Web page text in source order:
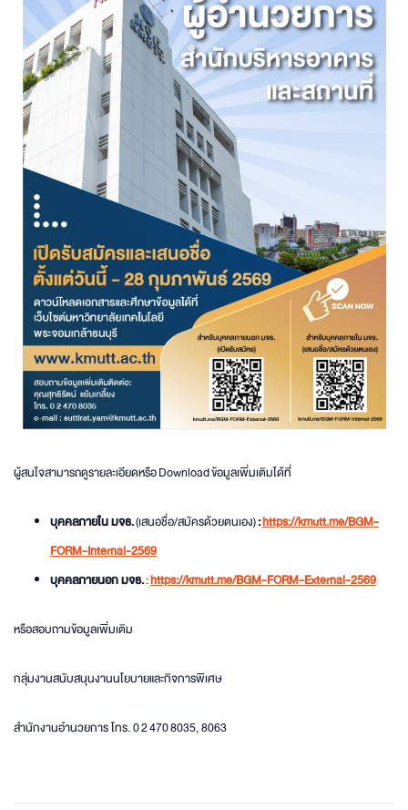
ผู้สนใจสามารถดูรายละเอียดหรือ Download ข้อมูลเพิ่มเติมได้ที่
บุคคลภายใน มจธ.(เสนอชื่อ/สมัครด้วยตนเอง):https://kmutt.me/BGM-
FORM-Internal-2569
บุคคลภายนอก มจธ.:https://kmutt.me/BGM-FORM-External-2569
หรือสอบถามข้อมูลเพิ่มเติม
กลุ่มงานสนับสนุนงานนโยบายและกิจการพิเศษ
สำนักงานอำนวยการ โทร. 0 2 470 8035, 8063